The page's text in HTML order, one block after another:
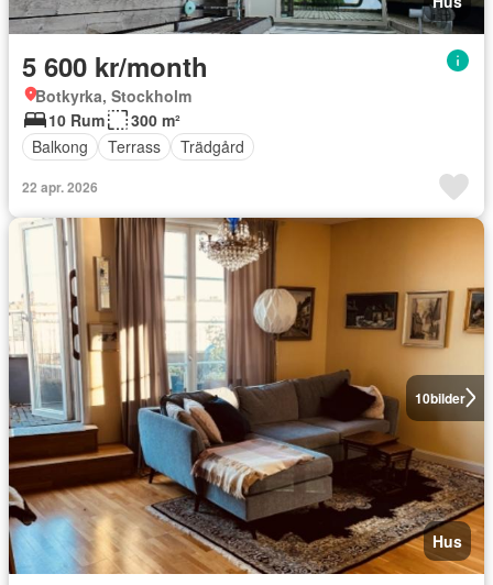
5 600 kr/month
Botkyrka, Stockholm
10 Rum
300 m²
Balkong
Terrass Trädgård
22 apr. 2026
10bilder
Hus